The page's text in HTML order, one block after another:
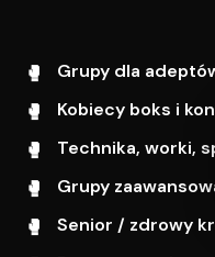
Grupy dla
Kobiecy boks i
Technika, worki,
Grupy
Senior / zdrowy